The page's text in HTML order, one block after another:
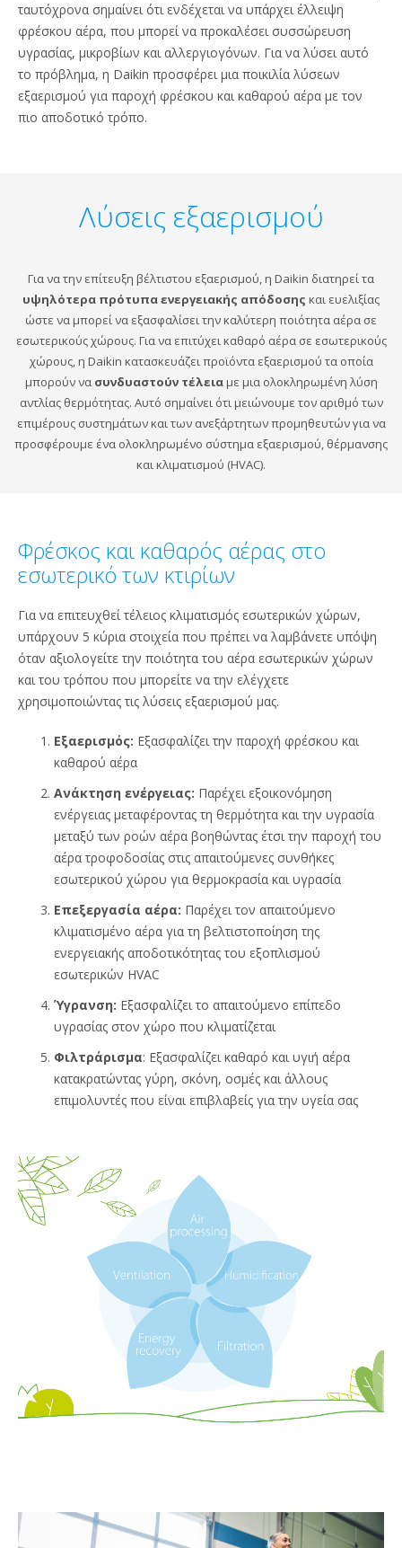
ταυτόχρονα σημαίνει ότι ενδέχεται να υπάρχει έλλειψη
φρέσκου αέρα, που μπορεί να προκαλέσει συσσώρευση
υγρασίας, μικροβίων και αλλεργιογόνων. Για να λύσει αυτό
το πρόβλημα, η Daikin προσφέρει μια ποικιλία λύσεων
εξαερισμού για παροχή φρέσκου και καθαρού αέρα με τον
πιο αποδοτικό τρόπο.
Λύσεις εξαερισμού
Για να την επίτευξη βέλτιστου εξαερισμού, η Daikin διατηρεί τα
υψηλότερα πρότυπα ενεργειακής απόδοσης και ευελιξίας
ώστε να μπορεί να εξασφαλίσει την καλύτερη ποιότητα αέρα σε
εσωτερικούς χώρους. Για να επιτύχει καθαρό αέρα σε εσωτερικούς
χώρους, η Daikin κατασκευάζει προϊόντα εξαερισμού τα οποία
μπορούν να συνδυαστούν τέλειαμε μια ολοκληρωμένη λύση
αντλίας θερμότητας. Αυτό σημαίνει ότι μειώνουμε τον αριθμό των
επιμέρους συστημάτων και των ανεξάρτητων προμηθευτών για να
προσφέρουμε ένα ολοκληρωμένο σύστημα εξαερισμού, θέρμανσης
και κλιματισμού (HVAC).
Φρέσκος και καθαρός αέρας στο
εσωτερικό των κτιρίων
Για να επιτευχθεί τέλειος κλιματισμός εσωτερικών χώρων,
υπάρχουν 5 κύρια στοιχεία που πρέπει να λαμβάνετε υπόψη
όταν αξιολογείτε την ποιότητα του αέρα εσωτερικών χώρων
και του τρόπου που μπορείτε να την ελέγχετε
χρησιμοποιώντας τις λύσεις εξαερισμού μας.
Εξαερισμός: Εξασφαλίζει την παροχή φρέσκου και
καθαρού αέρα
Ανάκτηση ενέργειας: Παρέχει εξοικονόμηση
ενέργειας μεταφέροντας τη θερμότητα και την υγρασία
μεταξύ των ροών αέρα βοηθώντας έτσι την παροχή του
αέρα τροφοδοσίας στις απαιτούμενες συνθήκες
εσωτερικού χώρου για θερμοκρασία και υγρασία
Επεξεργασία αέρα: Παρέχει τον απαιτούμενο
κλιματισμένο αέρα για τη βελτιστοποίηση της
ενεργειακής αποδοτικότητας του εξοπλισμού
εσωτερικών HVAC
Ύγρανση: Εξασφαλίζει το απαιτούμενο επίπεδο
υγρασίας στον χώρο που κλιματίζεται
Φιλτράρισμα: Εξασφαλίζει καθαρό και υγιή αέρα
κατακρατώντας γύρη, σκόνη, οσμές και άλλους
επιμολυντές που είναι επιβλαβείς για την υγεία σας